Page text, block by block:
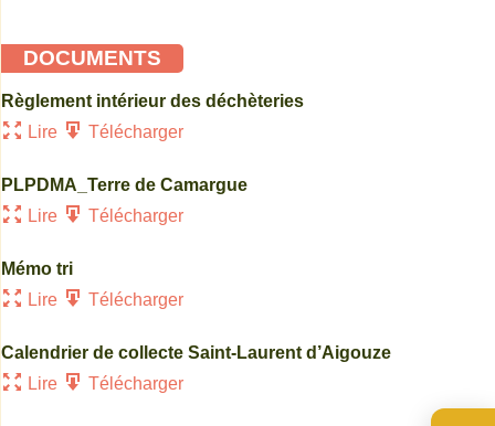
DOCUMENTS
Règlement intérieur des déchèteries
Lire
Télécharger
PLPDMA_Terre de Camargue
Lire
Télécharger
Mémo tri
Lire
Télécharger
Calendrier de collecte Saint-Laurent d’Aigouze
Lire
Télécharger